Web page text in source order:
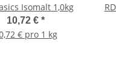
Isomalt 1,0kg
10,72 € *
€ pro 1 kg